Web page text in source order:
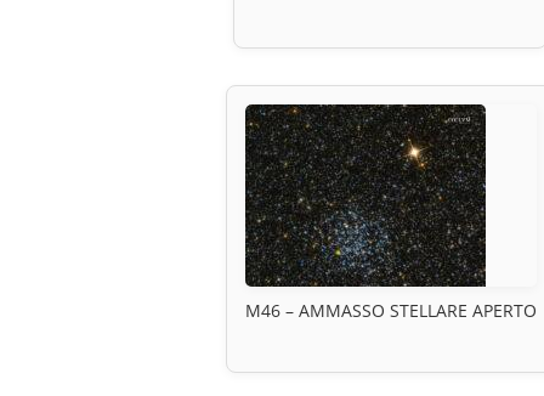
M46 – AMMASSO STELLARE APERTO